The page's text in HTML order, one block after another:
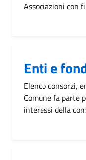
Associazioni con
Enti e
Elenco consorzi,
Comune fa parte
interessi della